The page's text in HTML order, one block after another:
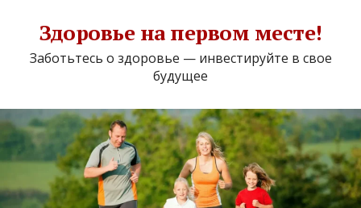
Здоровье на первом месте!
Заботьтесь о здоровье — инвестируйте в свое
будущее